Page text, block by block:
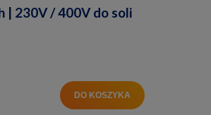
| 230V / 400V do soli
DO KOSZYKA